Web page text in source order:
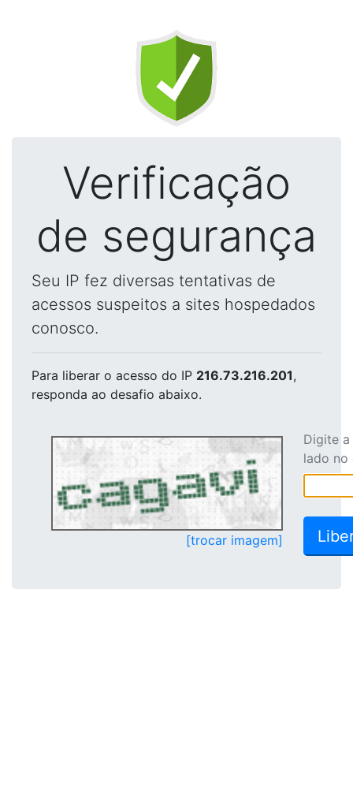
Verificação
de segurança
Seu IP fez diversas tentativas de
acessos suspeitos a sites hospedados
conosco.
Para liberar o acesso do IP 216.73.216.201,
responda ao desafio abaixo.
[trocar imagem]
Digite
lado no